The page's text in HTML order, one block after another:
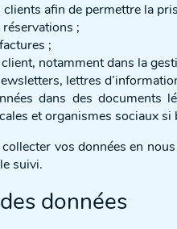
afin de permettre la
;
;
notamment dans la
lettres
dans des documents
et organismes sociaux si
vos données en
suivi.
données